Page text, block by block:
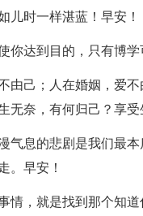
儿时一样湛蓝！早安！
你达到目的，只有博
由己；人在婚姻，爱
无奈，有何归己？享
气息的悲剧是我们最
。早安！
情，就是找到那个知